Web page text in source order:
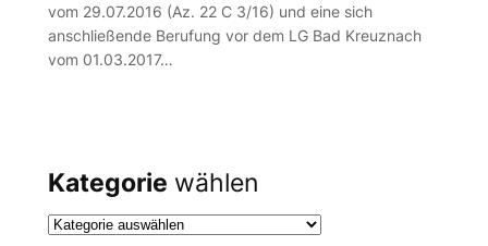
vom 29.07.2016 (Az. 22 C 3/16) und eine sich
anschließende Berufung vor dem LG Bad Kreuznach
vom 01.03.2017…
Kategorie wählen